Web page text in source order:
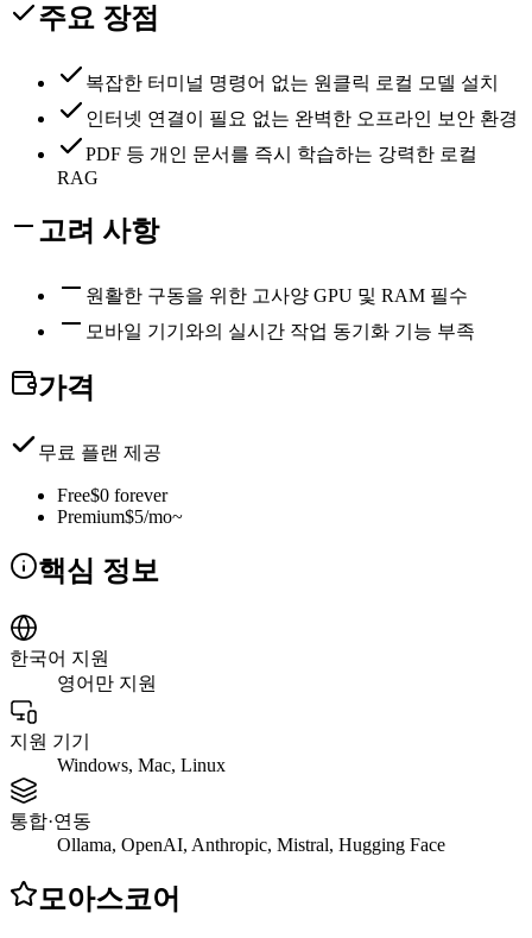
주요 장점
복잡한 터미널 명령어 없는 원클릭 로컬 모델 설치
인터넷 연결이 필요 없는 완벽한 오프라인 보안 환경
PDF 등 개인 문서를 즉시 학습하는 강력한 로컬
RAG
고려 사항
원활한 구동을 위한 고사양 GPU 및 RAM 필수
모바일 기기와의 실시간 작업 동기화 기능 부족
가격
무료 플랜 제공
Free$0 forever
Premium$5/mo~
핵심 정보
한국어 지원
영어만 지원
지원 기기
Windows, Mac, Linux
통합·연동
Ollama, OpenAI, Anthropic, Mistral, Hugging Face
모아스코어